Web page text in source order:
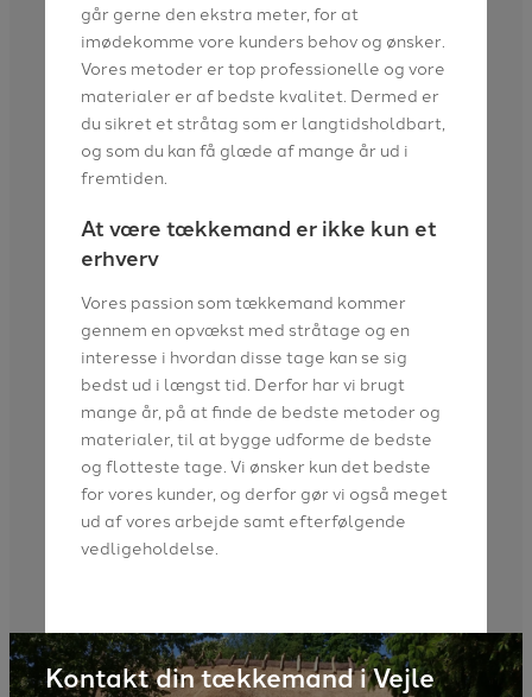
går gerne den ekstra meter, for at
imødekomme vore kunders behov og ønsker.
Vores metoder er top professionelle og vore
materialer er af bedste kvalitet. Dermed er
du sikret et stråtag som er langtidsholdbart,
og som du kan få glæde af mange år ud i
fremtiden.
At være tækkemand er ikke kun et
erhverv
Vores passion som tækkemand kommer
gennem en opvækst med stråtage og en
interesse i hvordan disse tage kan se sig
bedst ud i længst tid. Derfor har vi brugt
mange år, på at finde de bedste metoder og
materialer, til at bygge udforme de bedste
og flotteste tage. Vi ønsker kun det bedste
for vores kunder, og derfor gør vi også meget
ud af vores arbejde samt efterfølgende
vedligeholdelse.
Kontakt din tækkemand i Vejle